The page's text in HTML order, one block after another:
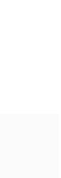
尖刻的社会评论家